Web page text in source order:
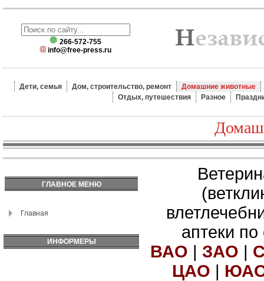
266-572-755
info@free-press.ru
Дети, семья Дом, строительство, ремонт
Домашние животные
Отдых, путешествия
Разное
ГЛАВНОЕ МЕНЮ
Главная
ИНФОРМЕРЫ
аптеки
ВАО | ЗАО |
ЦАО |